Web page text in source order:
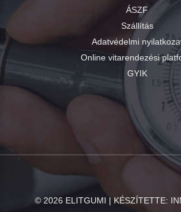
ÁSZF
Szállítás
Adatvédelmi
Online vitarendezési
GYIK
© 2026 ELITGUMI | KÉSZÍTETTE: